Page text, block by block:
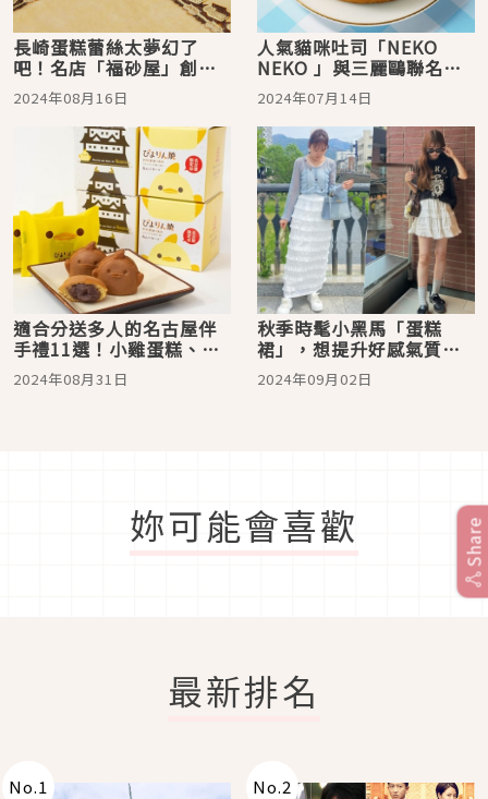
長崎蛋糕蕾絲太夢幻了
吧！名店「福砂屋」創業
400 週年慶，聯名商品數
量限定發售
2024年08月16日
人氣貓咪吐司「NEKO
NEKO 」與三麗鷗聯名，
彩繪起司蛋糕超Q登場
2024年07月14日
適合分送多人的名古屋伴
手禮11選！小雞蛋糕、金
鯱與小倉紅豆吐司都化身
為可愛點心
2024年08月31日
秋季時髦小黑馬「蛋糕
裙」，想提升好感氣質跟
著日本女生這樣搭！
2024年09月02日
妳可能會喜歡
最新排名
No.1 No.2
Share